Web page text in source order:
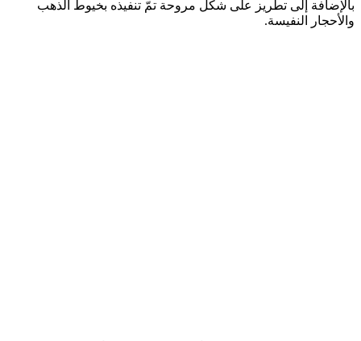
بالإضافة إلى تطريز على شكل مروحة تمّ تنفيذه بخيوط الذهب
والأحجار النفيسة.